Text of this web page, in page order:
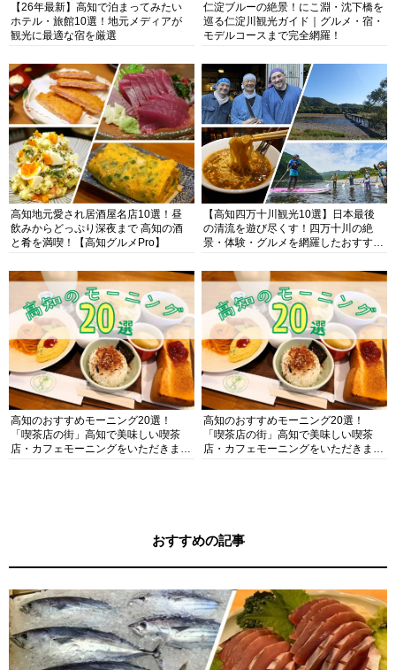
【26年最新】高知で泊まってみたい
ホテル・旅館10選！地元メディアが
観光に最適な宿を厳選
仁淀ブルーの絶景！にこ淵・沈下橋を
巡る仁淀川観光ガイド｜グルメ・宿・
モデルコースまで完全網羅！
高知地元愛され居酒屋名店10選！昼
飲みからどっぷり深夜まで 高知の酒
と肴を満喫！【高知グルメPro】
【高知四万十川観光10選】日本最後
の清流を遊び尽くす！四万十川の絶
景・体験・グルメを網羅したおすすめ
高知のおすすめモーニング20選！
「喫茶店の街」高知で美味しい喫茶
店・カフェモーニングをいただきま
高知のおすすめモーニング20選！
「喫茶店の街」高知で美味しい喫茶
店・カフェモーニングをいただきま
おすすめの記事